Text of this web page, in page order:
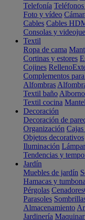
Telefonía
Foto y vídeo
Cables Cables
Consolas y
Textil
Ropa de cama
Cortinas y estores
Cojines Relleno
Complementos
Alfombras
Textil baño
Textil cocina
Decoración
Decoración de
Organización
Objetos decorativos
Iluminación
Tendencias y
Jardín
Muebles de jardín
Hamacas y
Pérgolas Cenadores
Parasoles
Almacenamiento
Jardinería